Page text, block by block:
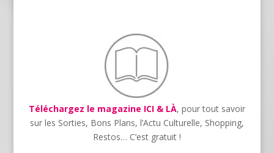
Téléchargez le magazine ICI & LÀ, pour tout savoir
sur les Sorties, Bons Plans, l’Actu Culturelle, Shopping,
Restos… C’est gratuit !